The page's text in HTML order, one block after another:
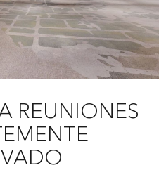
REUNIONES